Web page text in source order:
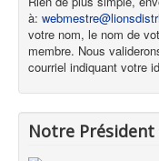
à:
votre nom, le nom de
membre. Nous
courriel indiquant votre
Notre